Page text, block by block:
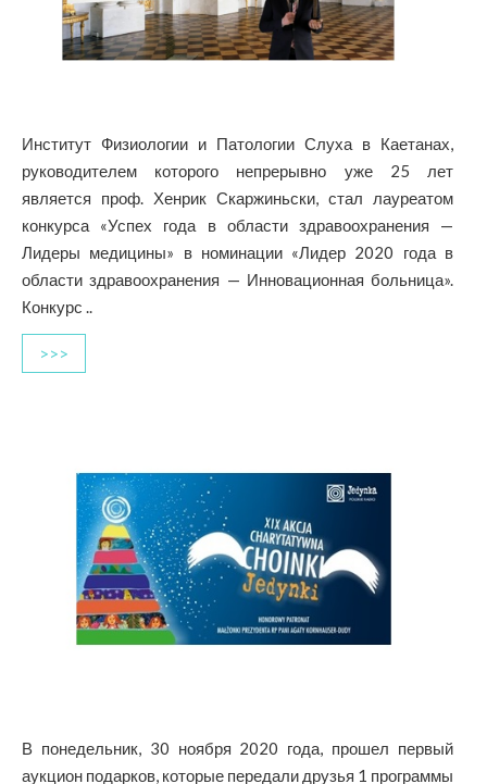
Институт Физиологии и Патологии Слуха в Каетанах,
руководителем которого непрерывно уже 25 лет
является проф. Хенрик Скаржиньски, стал лауреатом
конкурса «Успех года в области здравоохранения —
Лидеры медицины» в номинации «Лидер 2020 года в
области здравоохранения — Инновационная больница».
Конкурс ..
>>>
В понедельник, 30 ноября 2020 года, прошел первый
аукцион подарков, которые передали друзья 1 программы